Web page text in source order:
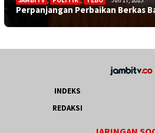
Perpanjangan Perbaikan Berkas
INDEKS
REDAKSI